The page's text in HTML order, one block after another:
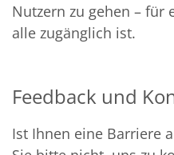
Nutzern zu gehen – für
alle zugänglich ist.
Feedback und
Ist Ihnen eine Barriere